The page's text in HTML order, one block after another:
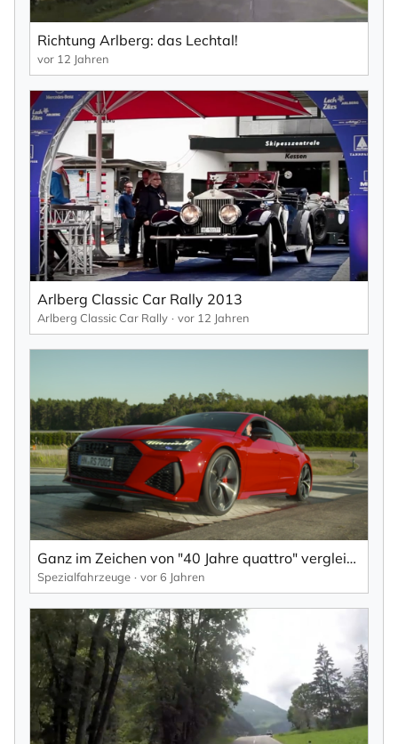
Richtung Arlberg: das Lechtal!
vor 12 Jahren
Arlberg Classic Car Rally 2013
Arlberg Classic Car Rally vor 12 Jahren
Ganz im Zeichen von "40 Jahre quattro" vergleichen Harald Demuth und Dieter Weidemann den Audi 100 CS quattro mit dem Audi S5 von heute auf der Teststrecke in Neuburg an der Donau.
Spezialfahrzeuge vor 6 Jahren